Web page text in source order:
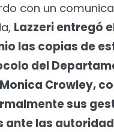
con un
Lazzeri entregó
las copias de
del
Crowley,
sus
ante las